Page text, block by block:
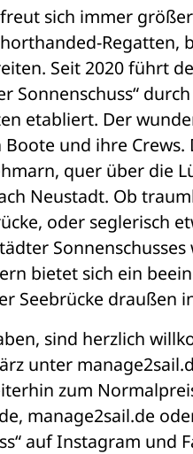
sich immer
Regatten,
Seit 2020 führt
Sonnenschuss“
etabliert. Der
und ihre
quer über die
Neustadt. Ob
oder seglerisch
bietet sich ein
Seebrücke draußen
sind herzlich
unter
zum
manage2sail.de
auf Instagram und